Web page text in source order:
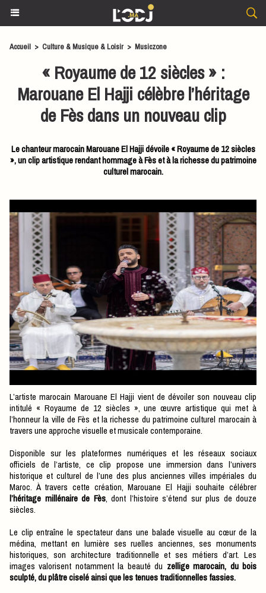
Accueil > Culture & Musique & Loisir > Musiczone
« Royaume de 12 siècles » :
Marouane El Hajji célèbre l’héritage
de Fès dans un nouveau clip
Le chanteur marocain Marouane El Hajji dévoile « Royaume de 12 siècles
», un clip artistique rendant hommage à Fès et à la richesse du patrimoine
culturel marocain.
L’artiste marocain Marouane El Hajji vient de dévoiler son nouveau clip
intitulé « Royaume de 12 siècles », une œuvre artistique qui met à
l’honneur la ville de Fès et la richesse du patrimoine culturel marocain à
travers une approche visuelle et musicale contemporaine.
Disponible sur les plateformes numériques et les réseaux sociaux
officiels de l’artiste, ce clip propose une immersion dans l’univers
historique et culturel de l’une des plus anciennes villes impériales du
Maroc. À travers cette création, Marouane El Hajji souhaite célébrer
l’héritage millénaire de Fès, dont l’histoire s’étend sur plus de douze
siècles.
Le clip entraîne le spectateur dans une balade visuelle au cœur de la
médina, mettant en lumière ses ruelles anciennes, ses monuments
historiques, son architecture traditionnelle et ses métiers d’art. Les
images valorisent notamment la beauté du zellige marocain, du bois
sculpté, du plâtre ciselé ainsi que les tenues traditionnelles fassies.